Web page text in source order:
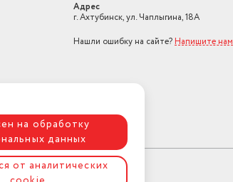
Адрес
г. Ахтубинск, ул. Чаплыгина, 18А
Нашли ошибку на сайте? Напишите нам
на обработку
данных
от аналитических